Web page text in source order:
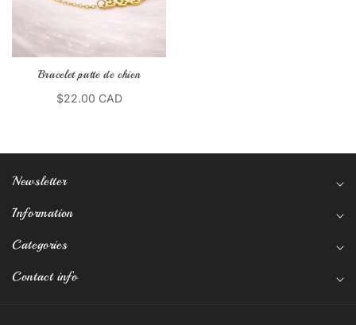
Bracelet patte de chien
$22.00 CAD
Newsletter
Information
Categories
Contact info